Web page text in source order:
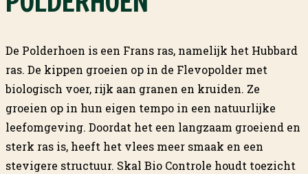
De Polderhoen is een Frans ras, namelijk het Hubbard
ras. De kippen groeien op in de Flevopolder met
biologisch voer, rijk aan granen en kruiden. Ze
groeien op in hun eigen tempo in een natuurlijke
leefomgeving. Doordat het een langzaam groeiend en
sterk ras is, heeft het vlees meer smaak en een
stevigere structuur. Skal Bio Controle houdt toezicht